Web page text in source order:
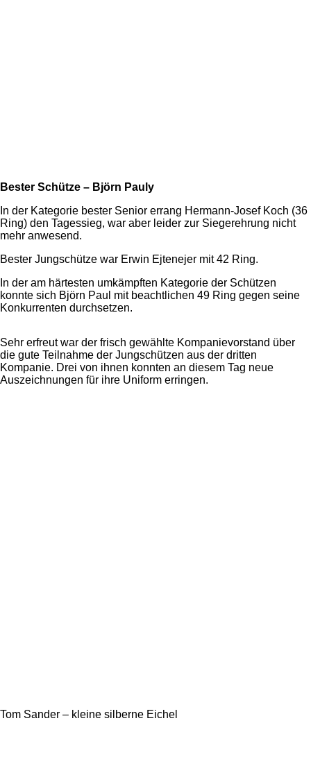
Bester Schütze – Björn Pauly
In der Kategorie bester Senior errang Hermann-Josef Koch (36
Ring) den Tagessieg, war aber leider zur Siegerehrung nicht
mehr anwesend.
Bester Jungschütze war Erwin Ejtenejer mit 42 Ring.
In der am härtesten umkämpften Kategorie der Schützen
konnte sich Björn Paul mit beachtlichen 49 Ring gegen seine
Konkurrenten durchsetzen.
Sehr erfreut war der frisch gewählte Kompanievorstand über
die gute Teilnahme der Jungschützen aus der dritten
Kompanie. Drei von ihnen konnten an diesem Tag neue
Auszeichnungen für ihre Uniform erringen.
Tom Sander – kleine silberne Eichel